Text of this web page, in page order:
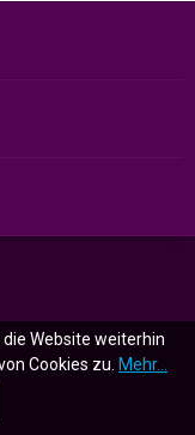
die Website weiterhin
Cookies zu. Mehr...